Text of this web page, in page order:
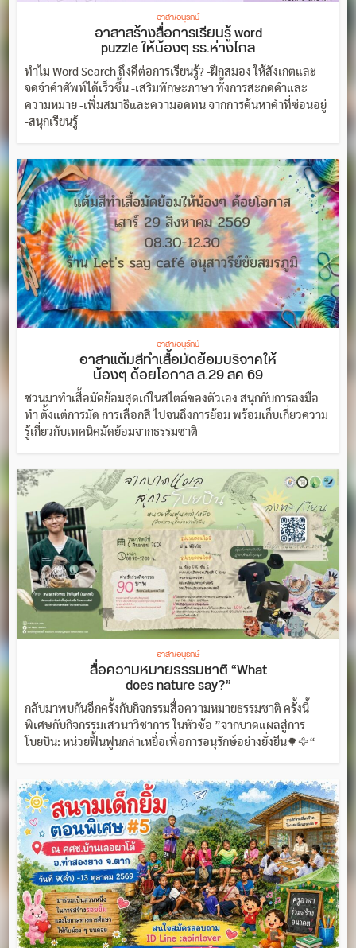
อาสา/อนุรักษ์
อาสาสร้างสื่อการเรียนรู้ word
puzzle ให้น้องๆ รร.ห่างไกล
ทำไม Word Search ถึงดีต่อการเรียนรู้? -ฝึกสมอง ให้สังเกตและ
จดจำคำศัพท์ได้เร็วขึ้น -เสริมทักษะภาษา ทั้งการสะกดคำและ
ความหมาย -เพิ่มสมาธิและความอดทน จากการค้นหาคำที่ซ่อนอยู่
-สนุกเรียนรู้
อาสา/อนุรักษ์
อาสาแต้มสีทำเสื้อมัดย้อมบริจาคให้
น้องๆ ด้อยโอกาส ส.29 สค 69
ชวนมาทำเสื้อมัดย้อมสุดเก๋ในสไตล์ของตัวเอง สนุกกับการลงมือ
ทำ ตั้งแต่การมัด การเลือกสี ไปจนถึงการย้อม พร้อมเก็บเกี่ยวความ
รู้เกี่ยวกับเทคนิคมัดย้อมจากธรรมชาติ
อาสา/อนุรักษ์
สื่อความหมายธรรมชาติ “What
does nature say?”
กลับมาพบกันอีกครั้งกับกิจกรรมสื่อความหมายธรรมชาติ ครั้งนี้
พิเศษกับกิจกรรมเสวนาวิชาการ ในหัวข้อ ”จากบาดแผลสู่การ
โบยบิน: หน่วยฟื้นฟูนกล่าเหยื่อเพื่อการอนุรักษ์อย่างยั่งยืน🌳🦅“